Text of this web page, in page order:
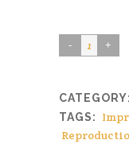
CATEGORY:
TAGS: